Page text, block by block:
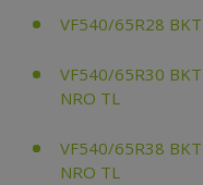
VF540/65R28
VF540/65R30
NRO TL
VF540/65R38
NRO TL